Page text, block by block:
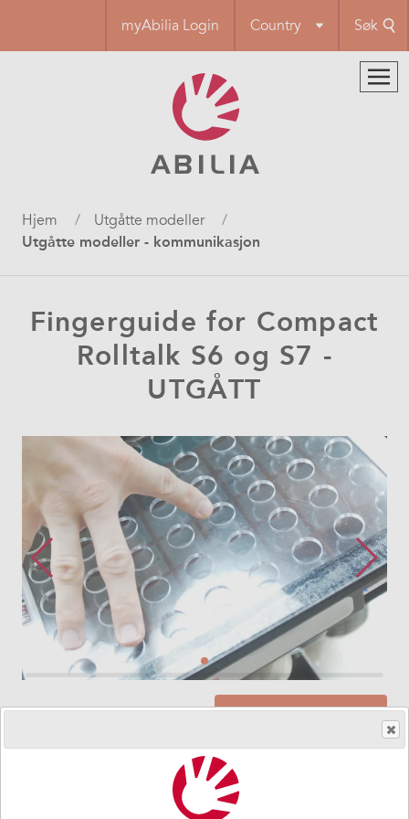
hovedinnhold
myAbilia Login Country Søk
Navigasjonssti
Hjem Utgåtte modeller
Utgåtte modeller - kommunikasjon
Fingerguide for Compact
Rolltalk S6 og S7 -
UTGÅTT
Skaff produktet
HMS.no. 001260
Gjennomsiktig plastoverlegg med hull. Fingerguiden